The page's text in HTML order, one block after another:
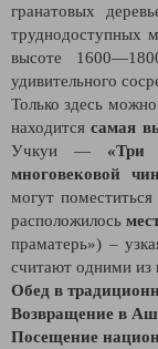
гранатовых
труднодоступных
высоте
удивительного
Только здесь
находитсясамая
Учкуи — «Три
многовековой
могут поместиться
расположилось
праматерь») –
считают одними из
Обед в
Возвращение в
Посещение